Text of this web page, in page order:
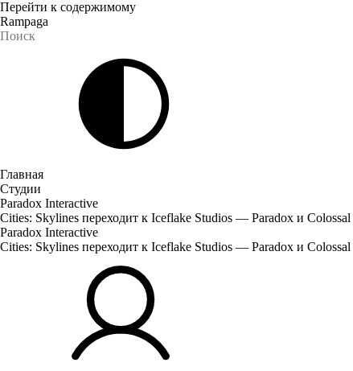
Перейти к содержимому
Rampaga
Главная
Студии
Paradox Interactive
Cities: Skylines переходит к Iceflake Studios — Paradox и
Paradox Interactive
Cities: Skylines переходит к Iceflake Studios — Paradox и